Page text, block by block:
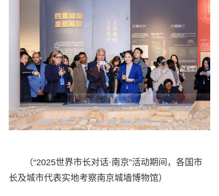
（“2025世界市长对话·南京”活动期间，各国市
长及城市代表实地考察南京城墙博物馆）